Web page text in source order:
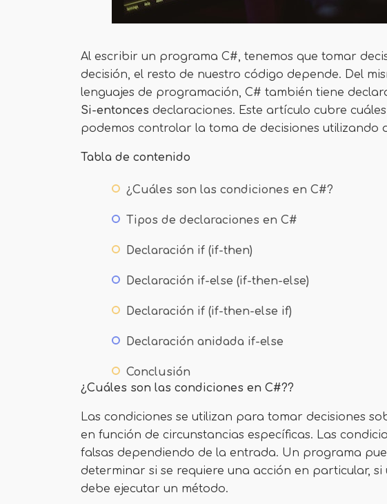
Al escribir un programa C#, tenemos que tomar
decisión, el resto de nuestro código depende. Del
lenguajes de programación, C# también tiene
Si-entonces declaraciones. Este artículo cubre
podemos controlar la toma de decisiones utilizando
Tabla de contenido
¿Cuáles son las condiciones en C#?
Tipos de declaraciones en C#
Declaración if (if-then)
Declaración if-else (if-then-else)
Declaración if (if-then-else if)
Declaración anidada if-else
Conclusión
¿Cuáles son las condiciones en C#??
Las condiciones se utilizan para tomar decisiones
en función de circunstancias específicas. Las
falsas dependiendo de la entrada. Un programa
determinar si se requiere una acción en particular,
debe ejecutar un método.